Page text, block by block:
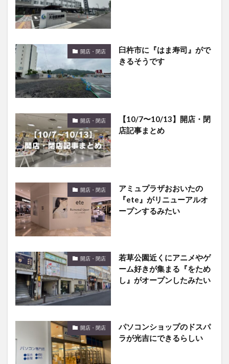
開店・閉店
臼杵市に『はま寿司』がで
きるそうです
開店・閉店
【10/7〜10/13】開店・閉
店記事まとめ
開店・閉店
アミュプラザおおいたの
『ete』がリニューアルオ
ープンするみたい
開店・閉店
若草公園近くにアニメやゲ
ーム好きが集まる『をため
し』がオープンしたみたい
開店・閉店
パソコンショップのドスパ
ラが光吉にできるらしい